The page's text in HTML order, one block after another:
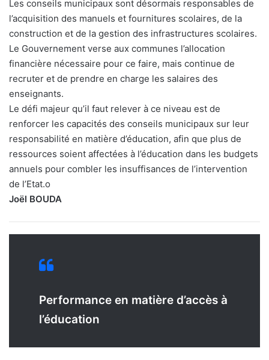
Les conseils municipaux sont désormais responsables de
l’acquisition des manuels et fournitures scolaires, de la
construction et de la gestion des infrastructures scolaires.
Le Gouvernement verse aux communes l’allocation
financière nécessaire pour ce faire, mais continue de
recruter et de prendre en charge les salaires des
enseignants.
Le défi majeur qu’il faut relever à ce niveau est de
renforcer les capacités des conseils municipaux sur leur
responsabilité en matière d’éducation, afin que plus de
ressources soient affectées à l’éducation dans les budgets
annuels pour combler les insuffisances de l’intervention
de l’Etat.o
Joël BOUDA
Performance en matière d’accès à
l’éducation